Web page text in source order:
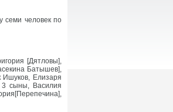
семи человек по
[Дятловы],
Батышев],
Елизаря
сыны, Василия